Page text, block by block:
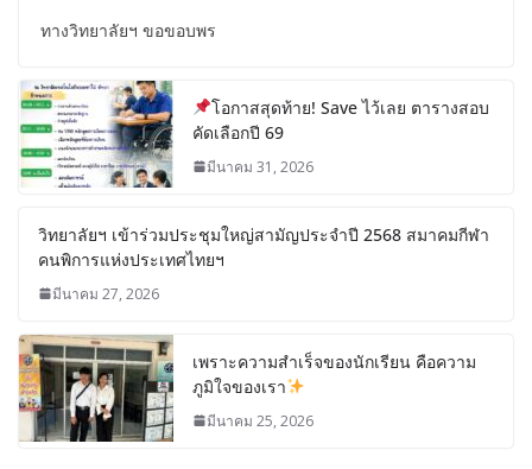
ทางวิทยาลัยฯ ขอขอบพร
โอกาสสุดท้าย! Save ไว้เลย ตารางสอบ
คัดเลือกปี 69
มีนาคม 31, 2026
วิทยาลัยฯ เข้าร่วมประชุมใหญ่สามัญประจำปี 2568 สมาคมกีฬา
คนพิการแห่งประเทศไทยฯ
มีนาคม 27, 2026
เพราะความสำเร็จของนักเรียน คือความ
ภูมิใจของเรา
มีนาคม 25, 2026